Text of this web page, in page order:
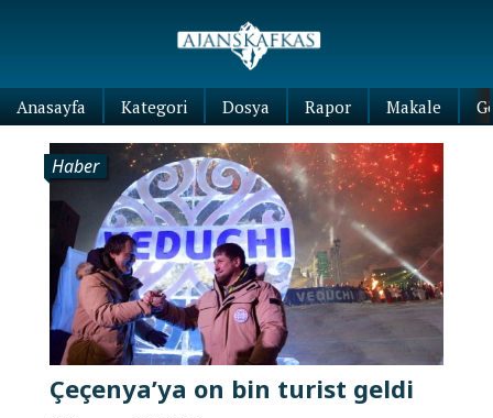
Anasayfa Kategori Dosya Rapor Makale
Haber
Çeçenya’ya on bin turist geldi